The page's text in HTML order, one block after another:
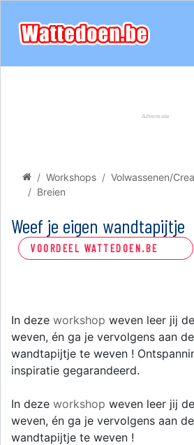
Workshops
Volwassenen/
Breien
Weef je eigen wandtapijtje
VOORDEEL WATTEDOEN.BE
In deze workshop weven leer jij
weven, én ga je vervolgens aan
wandtapijtje te weven !
inspiratie gegarandeerd.
In deze workshop weven leer jij
weven, én ga je vervolgens aan
wandtapijtje te weven !